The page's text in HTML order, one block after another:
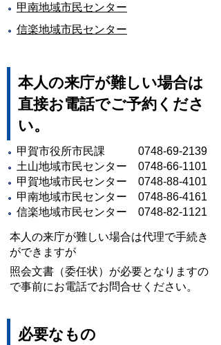
甲南地域市民センター
信楽地域市民センター
本人の来庁が難しい場合は
直接お電話でご予約くださ
い。
甲賀市役所市民課 0748-69-2139
土山地域市民センター 0748-66-1101
甲賀地域市民センター 0748-88-4101
甲南地域市民センター 0748-86-4161
信楽地域市民センター 0748-82-1121
本人の来庁が難しい場合は代理で手続き
ができますが
照会文書（委任状）が必要となりますの
で事前にお電話でお問合せください。
必要なもの